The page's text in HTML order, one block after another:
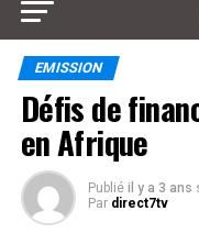
EMISSION
Défis de
en Afrique
Publié il y a 3 ans
Par direct7tv